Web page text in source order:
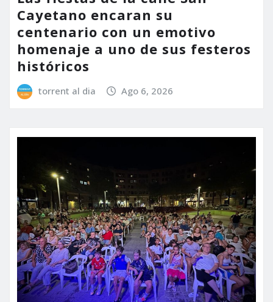
Cayetano encaran su
centenario con un emotivo
homenaje a uno de sus festeros
históricos
torrent al dia Ago 6, 2026